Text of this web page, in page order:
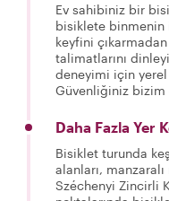
Ev sahibiniz bir
bisiklete
keyfini
talimatlarını
deneyimi için yerel
Güvenliğiniz
Daha Fazla Yer
Bisiklet turunda
alanları,
Széchenyi Zincirli